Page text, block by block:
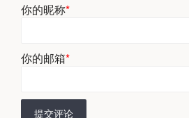
你的昵称*
你的邮箱*
提交评论